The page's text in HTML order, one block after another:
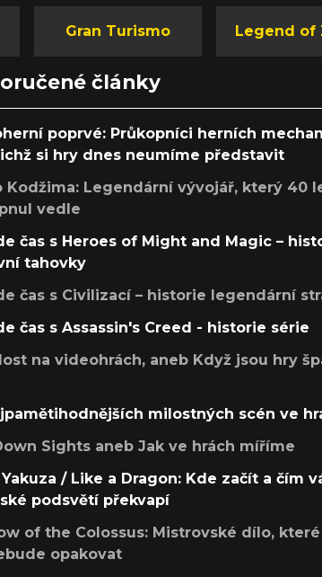
Gran Turismo Legend of
články
poprvé: Průkopníci herních
si hry dnes neumíme představit
Kodžima: Legendární vývojář, který 40
vedle
čas s Heroes of Might and Magic –
tahovky
čas s Civilizací – historie legendární
čas s Assassin's Creed - historie série
na videohrách, aneb Když jsou hry
milostných scén ve
Sights aneb Jak ve hrách míříme
/ Like a Dragon: Kde začít a čím
podsvětí překvapí
of the Colossus: Mistrovské dílo,
opakovat